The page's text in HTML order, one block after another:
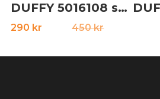
DUFFY 5016108 svart
450krDet
290 kr
Det